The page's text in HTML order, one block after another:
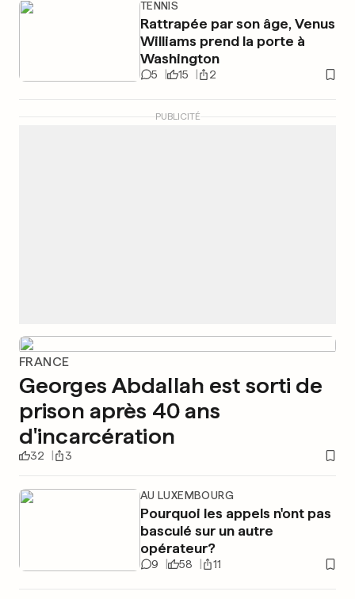
TENNIS
Rattrapée par son âge, Venus
Williams prend la porte à
Washington
5 15 2
PUBLICITÉ
FRANCE
Georges Abdallah est sorti de
prison après 40 ans
d'incarcération
32 3
AU LUXEMBOURG
Pourquoi les appels n'ont pas
basculé sur un autre
opérateur?
9 58 11